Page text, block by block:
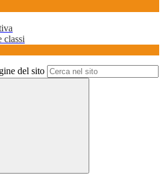
classi
del sito